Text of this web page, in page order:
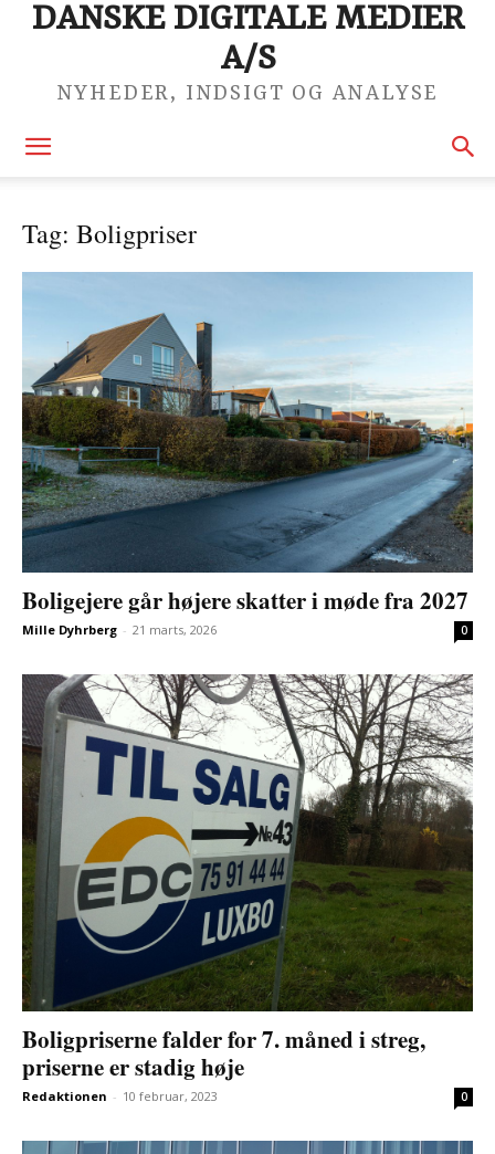
DANSKE DIGITALE MEDIER
A/S
NYHEDER, INDSIGT OG ANALYSE
Tag: Boligpriser
Boligejere går højere skatter i møde fra 2027
Mille Dyhrberg - 21 marts, 2026 0
Boligpriserne falder for 7. måned i streg,
priserne er stadig høje
Redaktionen - 10 februar, 2023 0